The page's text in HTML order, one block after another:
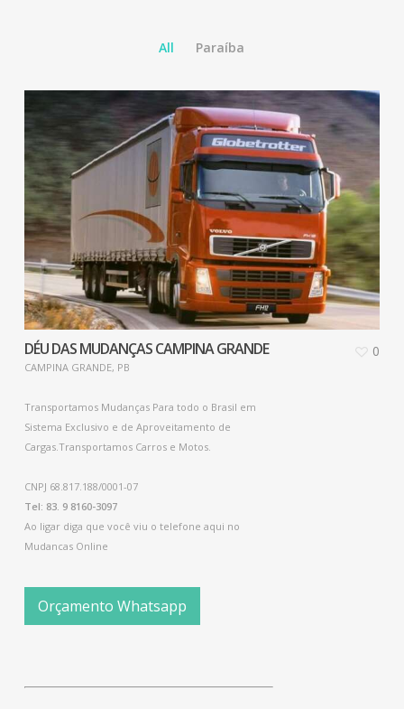
All Paraíba
DÉU DAS MUDANÇAS CAMPINA GRANDE
CAMPINA GRANDE, PB
Transportamos Mudanças Para todo o Brasil em
Sistema Exclusivo e de Aproveitamento de
Cargas.Transportamos Carros e Motos.
CNPJ 68.817.188/0001-07
Tel: 83. 9 8160-3097
Ao ligar diga que você viu o telefone aqui no
Mudancas Online
Orçamento Whatsapp
0